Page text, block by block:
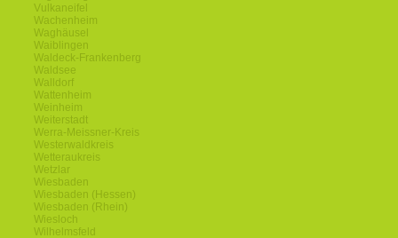
Vulkaneifel
Wachenheim
Waghäusel
Waiblingen
Waldeck-Frankenberg
Waldsee
Walldorf
Wattenheim
Weinheim
Weiterstadt
Werra-Meissner-Kreis
Westerwaldkreis
Wetteraukreis
Wetzlar
Wiesbaden
Wiesbaden (Hessen)
Wiesbaden (Rhein)
Wiesloch
Wilhelmsfeld